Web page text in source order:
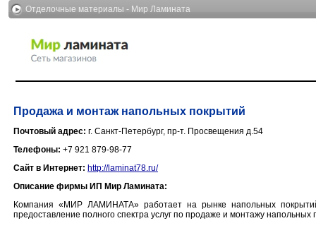
Отделочные материалы - Мир Ламината
Продажа и монтаж напольных покрытий
Почтовый адрес: г. Санкт-Петербург, пр-т. Просвещения д.54
Телефоны: +7 921 879-98-77
Сайт в Интернет: http://laminat78.ru/
Описание фирмы ИП Мир Ламината:
Компания «МИР ЛАМИНАТА» работает на рынке напольных
предоставление полного спектра услуг по продаже и монтажу напольных